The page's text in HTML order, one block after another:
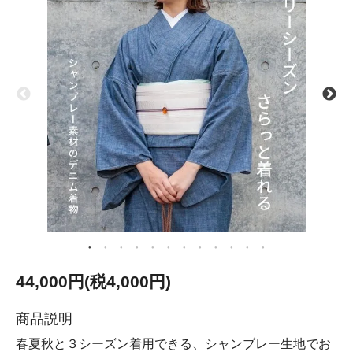
44,000円(税4,000円)
商品説明
春夏秋と３シーズン着用できる、シャンブレー生地でお